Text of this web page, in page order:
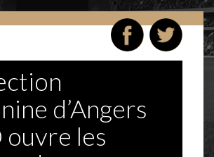
d’Angers
ouvre les